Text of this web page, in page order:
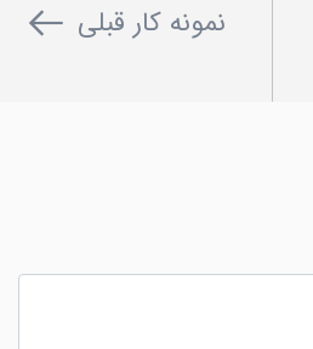
نمونه کار قبلی